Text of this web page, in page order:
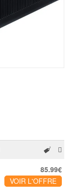
85.99€
VOIR L'OFFRE